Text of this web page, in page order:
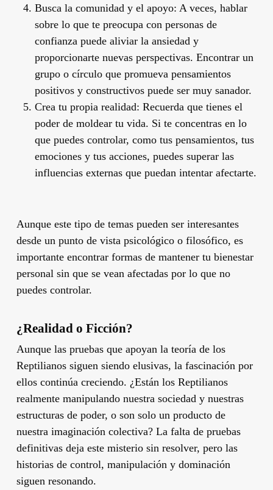
Busca la comunidad y el apoyo: A veces, hablar
sobre lo que te preocupa con personas de
confianza puede aliviar la ansiedad y
proporcionarte nuevas perspectivas. Encontrar un
grupo o círculo que promueva pensamientos
positivos y constructivos puede ser muy sanador.
Crea tu propia realidad: Recuerda que tienes el
poder de moldear tu vida. Si te concentras en lo
que puedes controlar, como tus pensamientos, tus
emociones y tus acciones, puedes superar las
influencias externas que puedan intentar afectarte.
Aunque este tipo de temas pueden ser interesantes
desde un punto de vista psicológico o filosófico, es
importante encontrar formas de mantener tu bienestar
personal sin que se vean afectadas por lo que no
puedes controlar.
¿Realidad o Ficción?
Aunque las pruebas que apoyan la teoría de los
Reptilianos siguen siendo elusivas, la fascinación por
ellos continúa creciendo. ¿Están los Reptilianos
realmente manipulando nuestra sociedad y nuestras
estructuras de poder, o son solo un producto de
nuestra imaginación colectiva? La falta de pruebas
definitivas deja este misterio sin resolver, pero las
historias de control, manipulación y dominación
siguen resonando.